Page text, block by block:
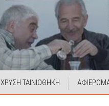
ΧΡΥΣΗ ΤΑΙΝΙΟΘΗΚΗ